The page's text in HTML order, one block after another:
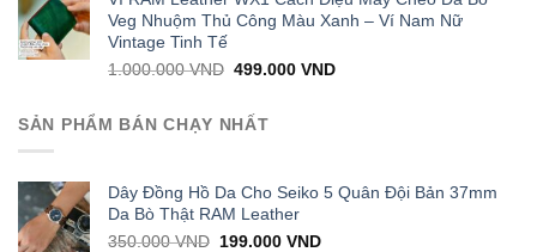
1.000.000 VND.399.000 VND.
Veg Nhuộm Thủ Công Màu Xanh – Ví Nam Nữ
Vintage Tinh Tế
1.000.000VND Original
was:
1.000.000 VND.
499.000VNDCurrent
SẢN PHẨM BÁN CHẠY NHẤT
Dây Đồng Hồ Da Cho Seiko 5 Quân Đội Bản 37mm
Da Bò Thật RAM Leather
350.000VND Original
199.000VNDCurrent